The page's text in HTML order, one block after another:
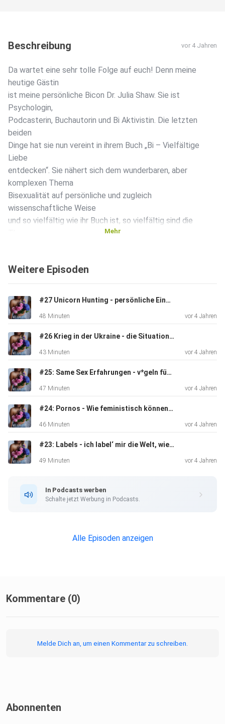
Beschreibung vor 4 Jahren
Da wartet eine sehr tolle Folge auf euch! Denn meine
heutige Gästin
ist meine persönliche Bicon Dr. Julia Shaw. Sie ist
Psychologin,
Podcasterin, Buchautorin und Bi Aktivistin. Die letzten
beiden
Dinge hat sie nun vereint in ihrem Buch „Bi – Vielfältige
Liebe
entdecken“. Sie nähert sich dem wunderbaren, aber
komplexen Thema
Bisexualität auf persönliche und zugleich
wissenschaftliche Weise
und so vielfältig wie ihr Buch ist, so vielfältig sind die
räumen mit Vorurteilen auf und sprechen über die
unsere Bisexualität uns gegeben hat. Hört rein, informiert
euch und
schreibt mir gerne was ihr über die Folge denkt auf
Instagram unter
@wiefrauliebt.
Mehr
Weitere Episoden
#27 Unicorn Hunting - persönliche Einblicke und wie es gut werden kann
48 Minuten vor 4 Jahren
#26 Krieg in der Ukraine - die Situation marginalisierter Gruppen
43 Minuten vor 4 Jahren
#25: Same Sex Erfahrungen - v*geln für die Selbstliebe!
47 Minuten vor 4 Jahren
#24: Pornos - Wie feministisch können Erotikfilme sein?
46 Minuten vor 4 Jahren
#23: Labels - ich label‘ mir die Welt, wie sie mir gefällt!
49 Minuten vor 4 Jahren
In Podcasts werben
Schalte jetzt Werbung in Podcasts.
Alle Episoden anzeigen
Kommentare (0)
Melde Dich an, um einen Kommentar zu schreiben.
Abonnenten